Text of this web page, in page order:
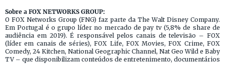
Sobre a FOX NETWORKS GROUP:
O FOX Networks Group (FNG) faz parte da The Walt Disney Company.
Em Portugal é o grupo líder no mercado de pay tv (5,8% de share de
audiência em 2019). É responsável pelos canais de televisão – FOX
(líder em canais de séries), FOX Life, FOX Movies, FOX Crime, FOX
Comedy, 24 Kitchen, National Geographic Channel, Nat Geo Wild e Baby
TV – que disponibilizam conteúdos de entretenimento, documentários